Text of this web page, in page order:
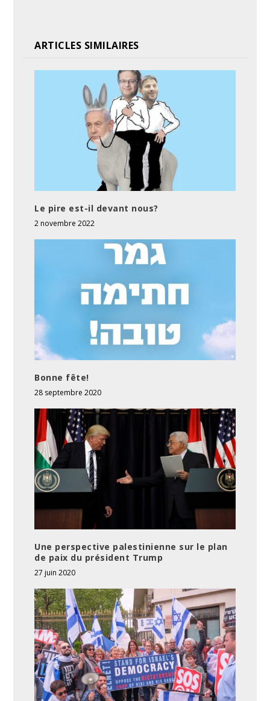
ARTICLES SIMILAIRES
Le pire est-il devant nous?
2 novembre 2022
Bonne fête!
28 septembre 2020
Une perspective palestinienne sur le plan
de paix du président Trump
27 juin 2020